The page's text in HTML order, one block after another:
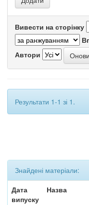
Вивести на сторінку
Автори
Результати 1-1 зі 1.
Знайдені матеріали:
Дата
випуску
Назва